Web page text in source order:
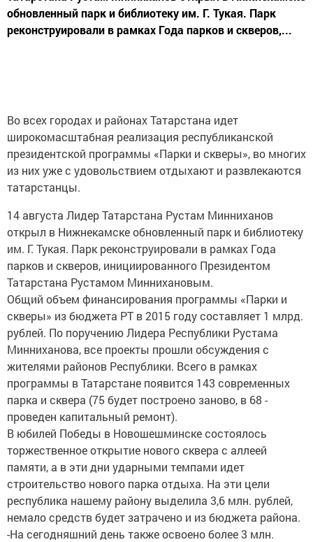
обновленный парк и библиотеку им. Г. Тукая. Парк
реконструировали в рамках Года парков и скверов,...
Во всех городах и районах Татарстана идет
широкомасштабная реализация республиканской
президентской программы «Парки и скверы», во многих
из них уже с удовольствием отдыхают и развлекаются
татарстанцы.
14 августа Лидер Татарстана Рустам Минниханов
открыл в Нижнекамске обновленный парк и библиотеку
им. Г. Тукая. Парк реконструировали в рамках Года
парков и скверов, инициированного Президентом
Татарстана Рустамом Миннихановым.
Общий объем финансирования программы «Парки и
скверы» из бюджета РТ в 2015 году составляет 1 млрд.
рублей. По поручению Лидера Республики Рустама
Минниханова, все проекты прошли обсуждения с
жителями районов Республики. Всего в рамках
программы в Татарстане появится 143 современных
парка и сквера (75 будет построено заново, в 68 -
проведен капитальный ремонт).
В юбилей Победы в Новошешминске состоялось
торжественное открытие нового сквера с аллеей
памяти, а в эти дни ударными темпами идет
строительство нового парка отдыха. На эти цели
республика нашему району выделила 3,6 млн. рублей,
немало средств будет затрачено и из бюджета района.
-На сегодняшний день также освоено более 3 млн.